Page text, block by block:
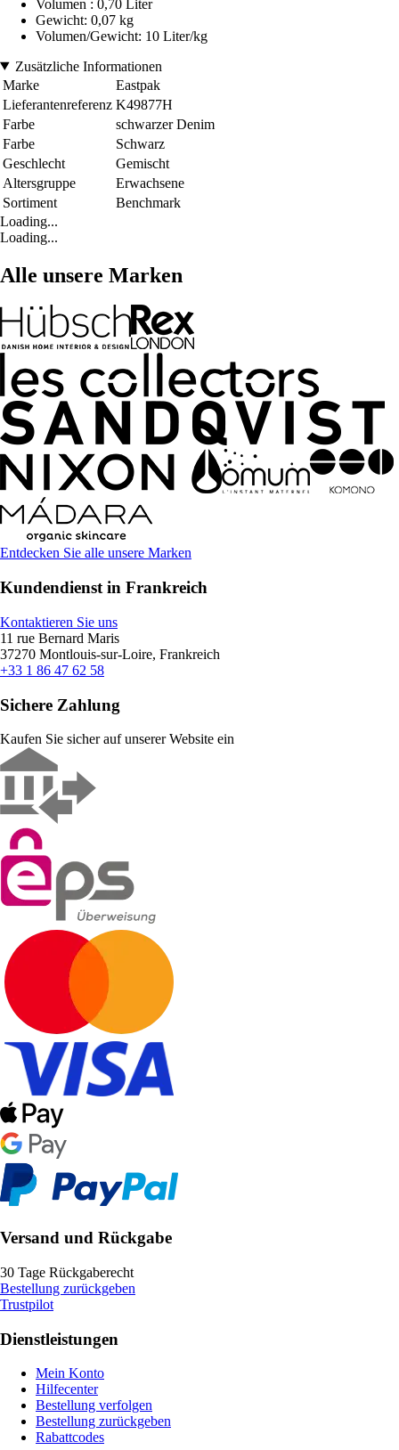
Volumen : 0,70 Liter
Gewicht: 0,07 kg
Volumen/Gewicht: 10 Liter/kg
Zusätzliche Informationen
Marke
Eastpak
Lieferantenreferenz K49877H
Farbe
schwarzer Denim
Farbe
Schwarz
Geschlecht
Gemischt
Altersgruppe
Erwachsene
Sortiment
Benchmark
Loading...
Loading...
Alle unsere Marken
Entdecken Sie alle unsere Marken
Kundendienst in Frankreich
Kontaktieren Sie uns
11 rue Bernard Maris
37270 Montlouis-sur-Loire, Frankreich
+33 1 86 47 62 58
Sichere Zahlung
Kaufen Sie sicher auf unserer Website ein
Versand und Rückgabe
30 Tage Rückgaberecht
Bestellung zurückgeben
Trustpilot
Dienstleistungen
Mein Konto
Hilfecenter
Bestellung verfolgen
Bestellung zurückgeben
Rabattcodes